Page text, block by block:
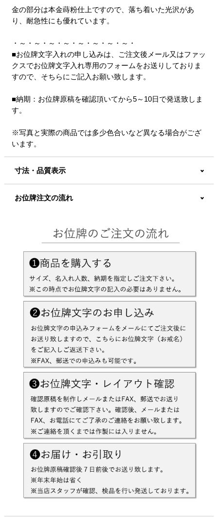
金の部分は本金蒔粉仕上ですので、落ち着いた光沢があ
り、耐急性にも優れています。
・～・～・～・～・～・～・～・～・
■お位牌文字入れの申し込みは、ご注文後メール又はファッ
クスでお位牌文字入れ専用のフォームをお送りしておりま
すので、そちらにご記入お願い致します。
■納期：お位牌原稿を確認頂いてから5～10日で発送致しま
す。
※写真と実際の商品では多少色合いなど異なる場合がござ
います。
寸法・品質表示
お位牌注文の流れ